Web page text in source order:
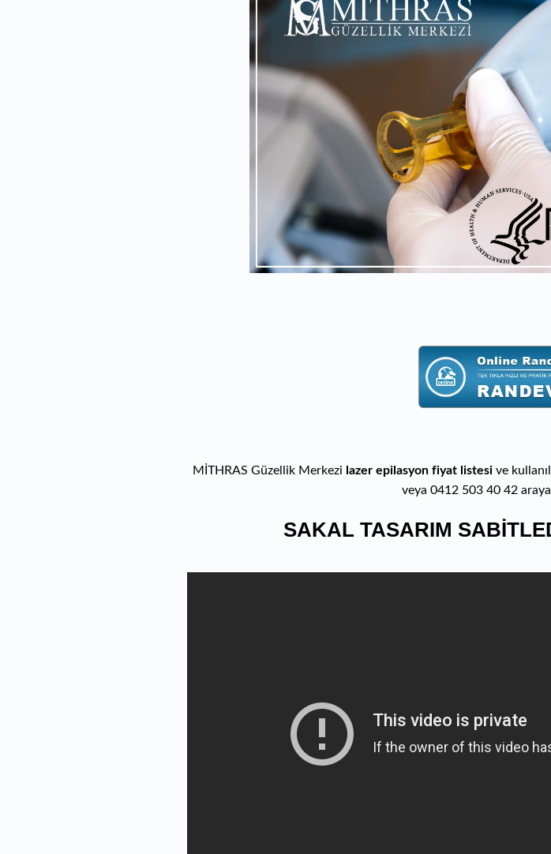
MİTHRAS Güzellik Merkezi lazer epilasyon fiyat listesi ve
veya 0412 503 40 42
SAKAL TASARIM